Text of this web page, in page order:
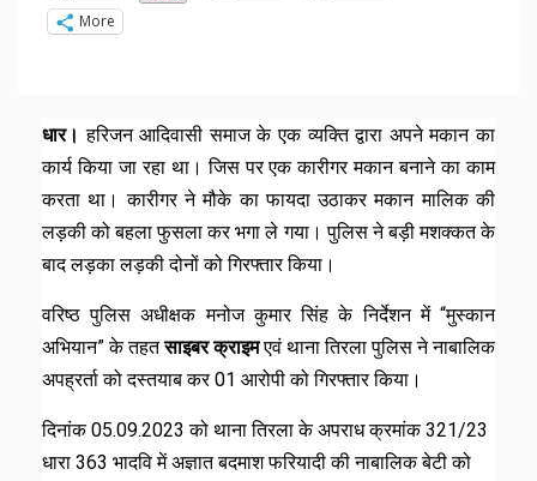
More
धार। हरिजन आदिवासी समाज के एक व्यक्ति द्वारा अपने मकान का
कार्य किया जा रहा था। जिस पर एक कारीगर मकान बनाने का काम
करता था। कारीगर ने मौके का फायदा उठाकर मकान मालिक की
लड़की को बहला फुसला कर भगा ले गया। पुलिस ने बड़ी मशक्कत के
बाद लड़का लड़की दोनों को गिरफ्तार किया।
वरिष्ठ पुलिस अधीक्षक मनोज कुमार सिंह के निर्देशन में “मुस्कान
अभियान” के तहतसाइबर क्राइमएवं थाना तिरला पुलिस ने नाबालिक
अपह्रर्ता को दस्तयाब कर 01 आरोपी को गिरफ्तार किया।
दिनांक 05.09.2023 को थाना तिरला के अपराध क्रमांक 321/23
धारा 363 भादवि में अज्ञात बदमाश फरियादी की नाबालिक बेटी को